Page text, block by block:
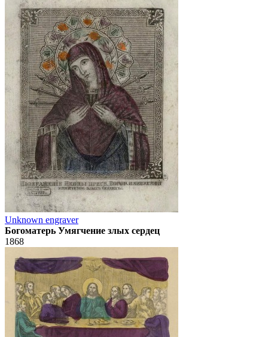
Unknown engraver
Богоматерь Умягчение злых сердец
1868